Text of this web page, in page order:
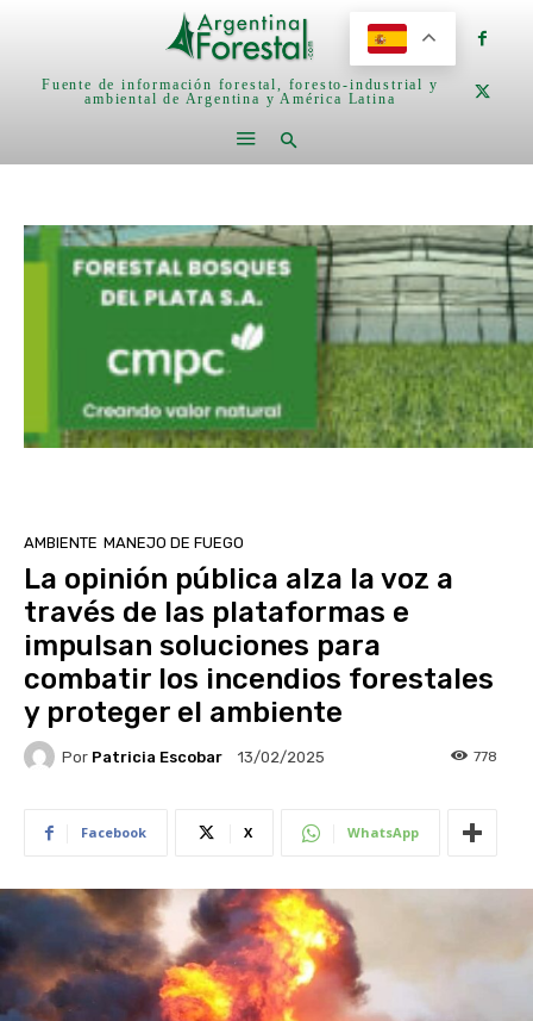
Fuente de información forestal, foresto-industrial y
ambiental de Argentina y América Latina
AMBIENTE MANEJO DE FUEGO
La opinión pública alza la voz a
través de las plataformas e
impulsan soluciones para
combatir los incendios forestales
y proteger el ambiente
Por Patricia Escobar 13/02/2025 778
Facebook X WhatsApp